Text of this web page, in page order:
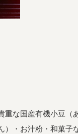
重な国産有機小豆
・お汁粉・和菓子